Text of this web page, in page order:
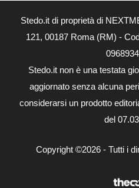
Stedo.it di proprietà di
121, 00187 Roma (RM) -
Stedo.it non è una testata
aggiornato senza alcuna
considerarsi un prodotto
del
Copyright ©2026 - Tutti i